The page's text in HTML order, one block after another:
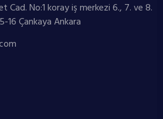
Cad. No:1 koray iş merkezi 6., 7. ve 8.
16 Çankaya Ankara